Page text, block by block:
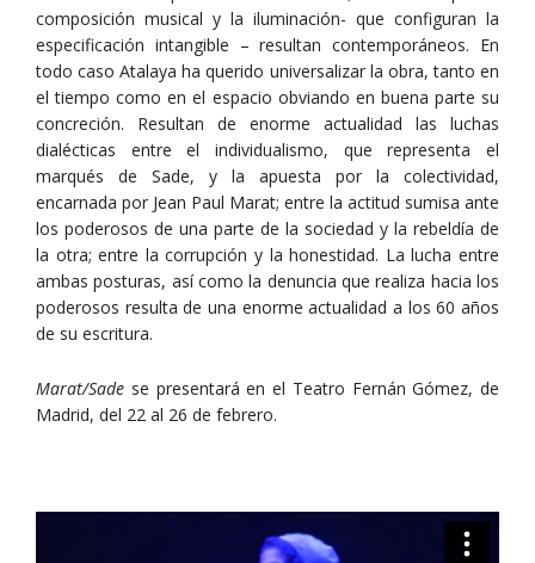
composición musical y la iluminación- que configuran la
especificación intangible – resultan contemporáneos. En
todo caso Atalaya ha querido universalizar la obra, tanto en
el tiempo como en el espacio obviando en buena parte su
concreción. Resultan de enorme actualidad las luchas
dialécticas entre el individualismo, que representa el
marqués de Sade, y la apuesta por la colectividad,
encarnada por Jean Paul Marat; entre la actitud sumisa ante
los poderosos de una parte de la sociedad y la rebeldía de
la otra; entre la corrupción y la honestidad. La lucha entre
ambas posturas, así como la denuncia que realiza hacia los
poderosos resulta de una enorme actualidad a los 60 años
de su escritura.
Marat/Sade se presentará en el Teatro Fernán Gómez, de
Madrid, del 22 al 26 de febrero.